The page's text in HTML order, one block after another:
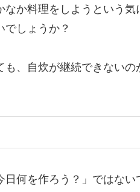
か料理をしようという気
しょうか？
、自炊が継続できないの
何を作ろう？」ではない